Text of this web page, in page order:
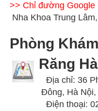
>> Chỉ đường Google
Nha Khoa Trung
Phòng
Răng
Địa chỉ: 36
Đông, Hà Nội,
Điện thoại: